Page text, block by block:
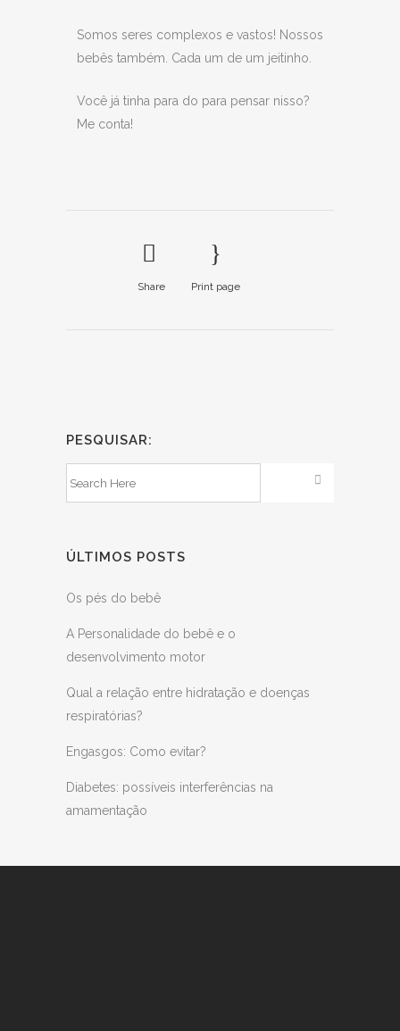
Somos seres complexos e vastos! Nossos
bebês também. Cada um de um jeitinho.
Você já tinha para do para pensar nisso?
Me conta!
Share Print page
PESQUISAR:
ÚLTIMOS POSTS
Os pés do bebê
A Personalidade do bebê e o
desenvolvimento motor
Qual a relação entre hidratação e doenças
respiratórias?
Engasgos: Como evitar?
Diabetes: possíveis interferências na
amamentação